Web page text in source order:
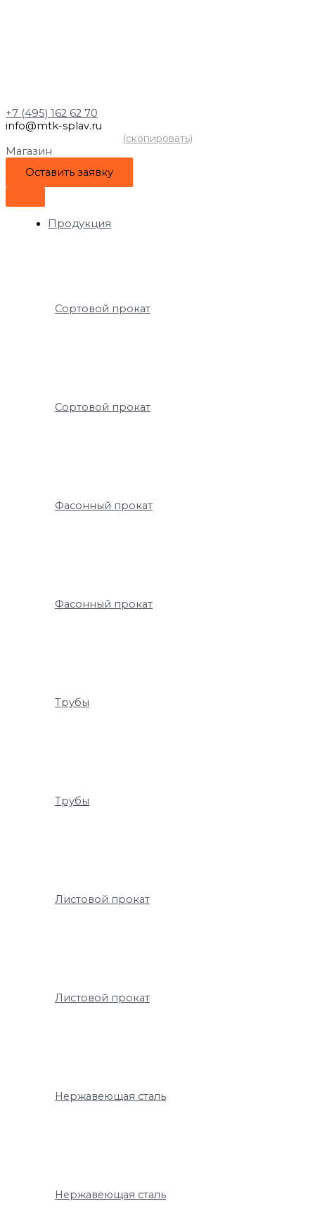
+7 (495) 162 62 70
info@mtk-splav.ru
(скопировать)
Магазин
Оставить заявку
Продукция
Сортовой прокат
Сортовой прокат
Фасонный прокат
Фасонный прокат
Трубы
Трубы
Листовой прокат
Листовой прокат
Нержавеющая сталь
Нержавеющая сталь